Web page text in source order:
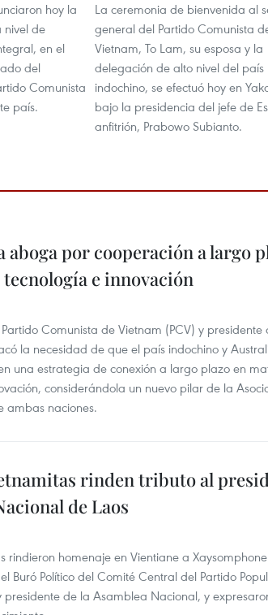
hoy la
nivel de
en el
del
Comunista
país.
La ceremonia de bienvenida al
general del Partido Comunista
Vietnam, To Lam, su esposa y la
delegación de alto nivel del país
indochino, se efectuó hoy en
bajo la presidencia del jefe de
anfitrión, Prabowo Subianto.
por cooperación a largo
e innovación
Comunista de Vietnam (PCV) y presidente
la necesidad de que el país indochino y
una estrategia de conexión a largo plazo en
considerándola un nuevo pilar de la
ambas naciones.
rinden tributo al
de Laos
rindieron homenaje en Vientiane a Xaysomphone
Buró Político del Comité Central del Partido
presidente de la Asamblea Nacional, y